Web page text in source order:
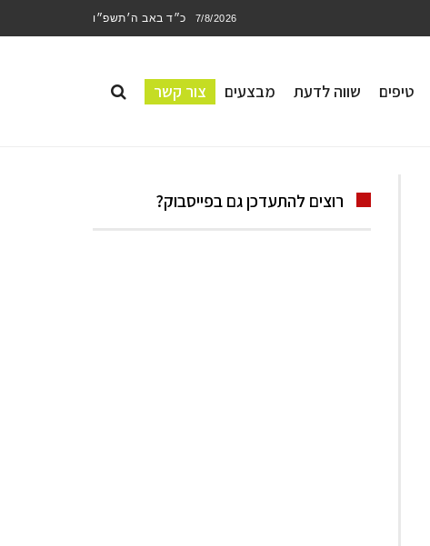
7/8/2026 כ״ד באב ה׳תשפ״ו
טיפים שווה לדעת מבצעים צור קשר
רוצים להתעדכן גם בפייסבוק?